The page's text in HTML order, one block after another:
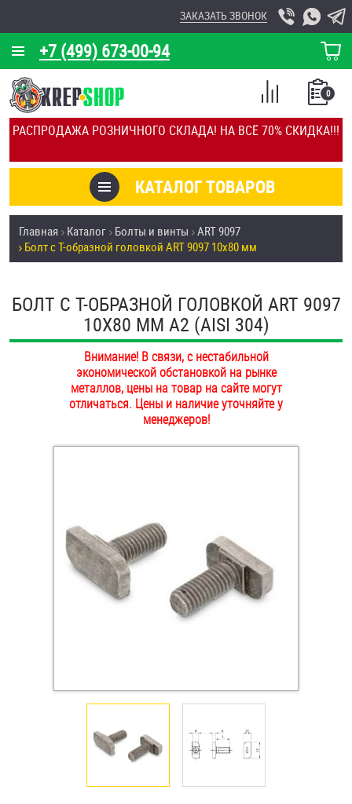
РАСПРОДАЖА РОЗНИЧНОГО СКЛАДА! НА ВСЁ 70% СКИДКА!!!
+7 (499) 673-00-94
ЗАКАЗАТЬ ЗВОНОК
КОРЗИНА
О КОМПАНИИ
КАЛЬКУЛЯТОР
ОТЗЫВЫ
УСЛУГИ
СКИДКИ
ОПТ
ПОКУПАТЕЛЯМ
ОПЛАТА И ДОСТАВКА
НАШИ МАГАЗИНЫ
КАТАЛОГ ТОВАРОВ
0
СПИСОК
СРАВНЕНИЕ
Товары со скидкой
Анкеры
Антивандальный крепёж, инструмент
Болты и винты
Втулки
Заклепки (Гайки-Заклепки)
Инструмент
Крюки, кольца с шурупной резьбой
Оснастка и аксессуары для яхт
Главная Каталог Болты и винты ART 9097
Болт с Т-образной головкой ART 9097 10х80 мм
БОЛТ С Т-ОБРАЗНОЙ ГОЛОВКОЙ ART 9097
10Х80 ММ А2 (AISI 304)
Внимание! В связи, с нестабильной
экономической обстановкой на рынке
металлов, цены на товар на сайте могут
отличаться. Цены и наличие уточняйте у
менеджеров!